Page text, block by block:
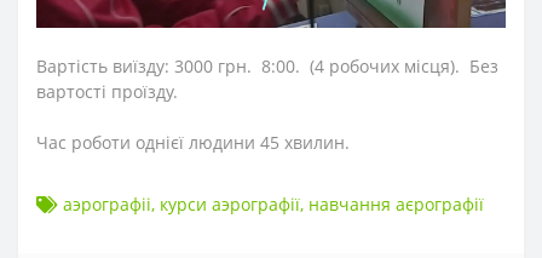
Вартість виїзду: 3000 грн. 8:00. (4 робочих місця). Без
вартості проїзду.
Час роботи однієї людини 45 хвилин.
аэрографіі, курси аэрографії, навчання аєрографії